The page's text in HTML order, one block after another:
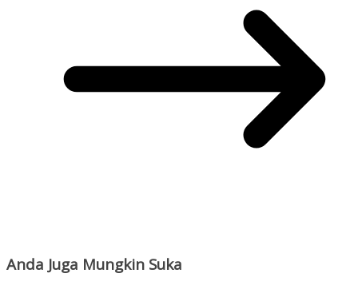
Anda Juga Mungkin Suka